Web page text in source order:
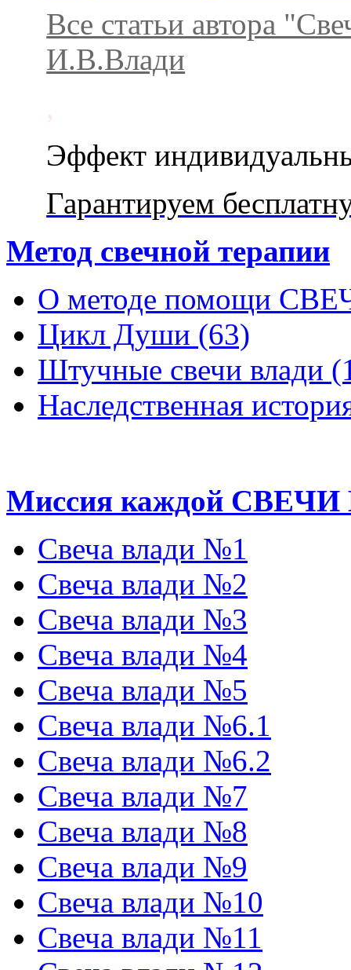
Все статьи автора
И.В.Влади
,
Эффект
Гарантируем
Метод свечной терапии
О методе помощи
Цикл Души (63)
Штучные свечи влади
Наследственная
Миссия каждой
Свеча влади №1
Свеча влади №2
Свеча влади №3
Свеча влади №4
Свеча влади №5
Свеча влади №6.1
Свеча влади №6.2
Свеча влади №7
Свеча влади №8
Свеча влади №9
Свеча влади №10
Свеча влади №11